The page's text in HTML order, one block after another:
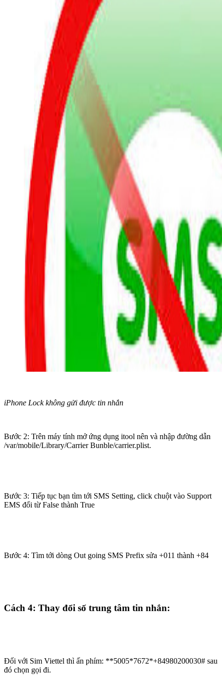
iPhone Lock không gửi được tin nhắn
Bước 2: Trên máy tính mở ứng dụng itool nên và nhập đường dẫn
/var/mobile/Library/Carrier Bunble/carrier.plist.
Bước 3: Tiếp tục bạn tìm tới SMS Setting, click chuột vào Support
EMS đổi từ False thành True
Bước 4: Tìm tới dòng Out going SMS Prefix sửa +011 thành +84
Cách 4: Thay đổi số trung tâm tin nhắn:
Đối với Sim Viettel thì ấn phím: **5005*7672*+84980200030# sau
đó chọn gọi đi.